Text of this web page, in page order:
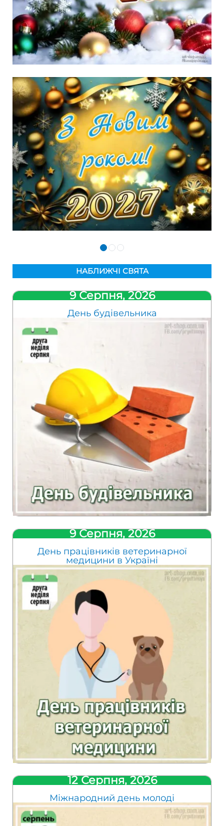
НАБЛИЖЧІ СВЯТА
9 Серпня, 2026
День будівельника
9 Серпня, 2026
День працівників ветеринарної
медицини в Україні
12 Серпня, 2026
Міжнародний день молоді